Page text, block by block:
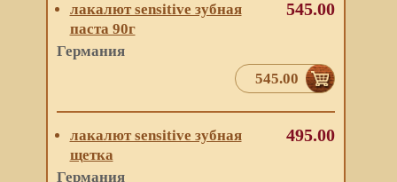
лакалют sensitive зубная
паста 90г
Германия
545.00
545.00
лакалют sensitive зубная
щетка
Германия
495.00